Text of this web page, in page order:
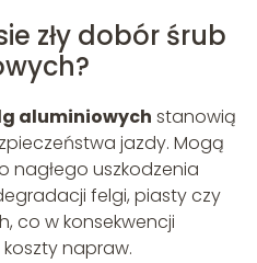
zły dobór śrub
aluminiowych stanowią
jazdy. Mogą
uszkodzenia
felgi, piasty czy
co w konsekwencji
napraw.